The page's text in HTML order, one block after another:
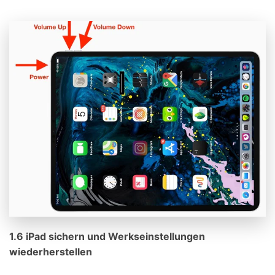
1.6 iPad sichern und Werkseinstellungen
wiederherstellen